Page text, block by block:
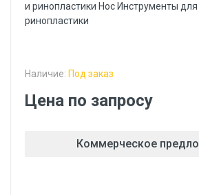
и ринопластики Hoc Инструменты для
ринопластики
Наличие: Под заказ
Цена по запросу
Коммерческое